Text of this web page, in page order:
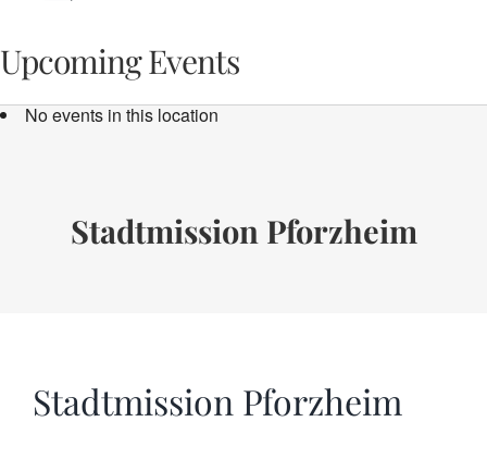
Audio
Bücher
Upcoming Events
No events in this location
Stadtmission Pforzheim
Stadtmission Pforzheim